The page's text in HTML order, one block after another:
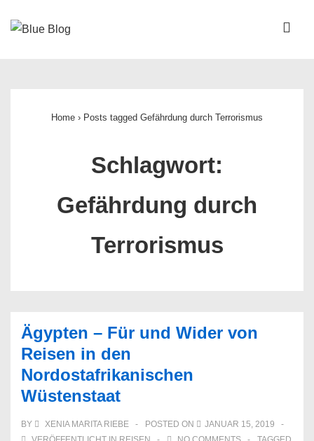
Zum
Home › Posts tagged Gefährdung durch Terrorismus
Schlagwort:
Gefährdung durch
Terrorismus
Ägypten – Für und Wider von
Reisen in den
Nordostafrikanischen
Wüstenstaat
BY XENIA MARITA RIEBE POSTED ON
JANUAR 15, 2019